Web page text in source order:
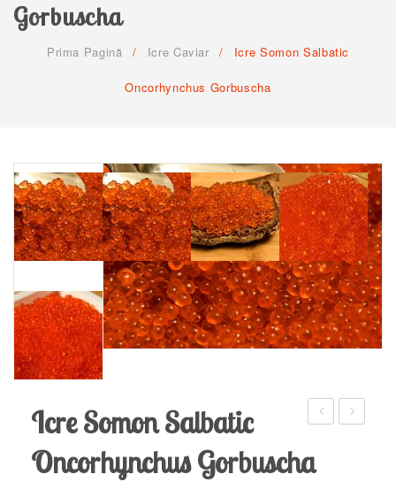
Gorbuscha
Prima Pagină / Icre Caviar / Icre Somon Salbatic
Oncorhynchus Gorbuscha
Icre Somon Salbatic
Oncorhynchus Gorbuscha